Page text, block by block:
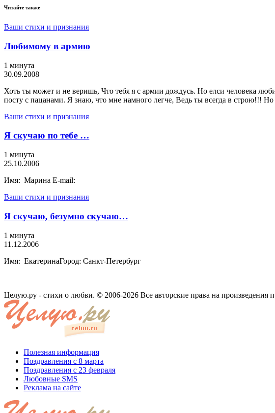
Читайте также
Ваши стихи и признания
Любимому в армию
1 минута
30.09.2008
Хоть ты может и не веришь, Что тебя я с армии дождусь. Но елси человека
посту с пацанами. Я знаю, что мне намного легче, Ведь ты всегда в строю!!!
Ваши стихи и признания
Я скучаю по тебе …
1 минута
25.10.2006
Имя: Марина E-mail:
Ваши стихи и признания
Я скучаю, безумно скучаю…
1 минута
11.12.2006
Имя: ЕкатеринаГород: Санкт-Петербург
Целую.ру - стихи о любви. © 2006-2026 Все авторские права на произведения
Полезная информация
Поздравления с 8 марта
Поздравления с 23 февраля
Любовные SMS
Реклама на сайте